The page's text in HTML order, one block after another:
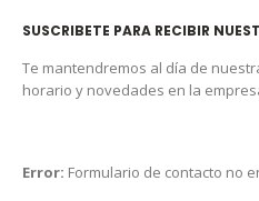
SUSCRIBETE PARA RECIBIR
Te mantendremos al día de
horario y novedades en la
Error: Formulario de contacto no